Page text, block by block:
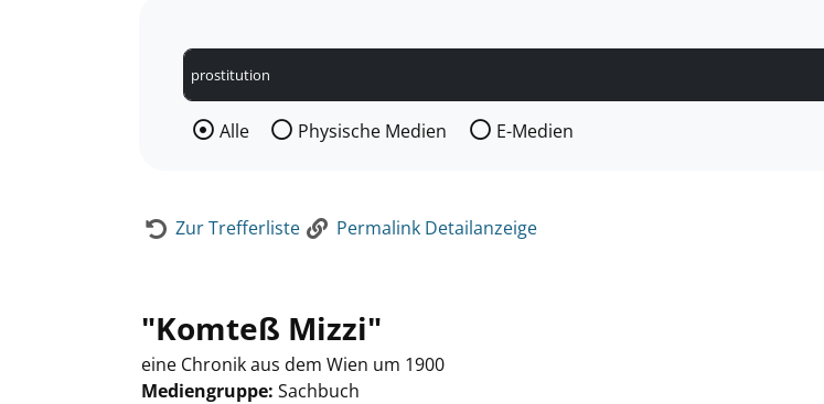
Wählen Sie die Medienart nach der Sie suchen wollen.
Alle Physische Medien E-Medien
Zur Trefferliste Permalink Detailanzeige
"Komteß Mizzi"
eine Chronik aus dem Wien um 1900
Mediengruppe: Sachbuch